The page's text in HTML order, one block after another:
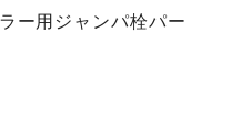
ー用ジャンパ栓パー